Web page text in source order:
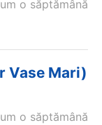
o săptămână
Vase Mari)
o săptămână